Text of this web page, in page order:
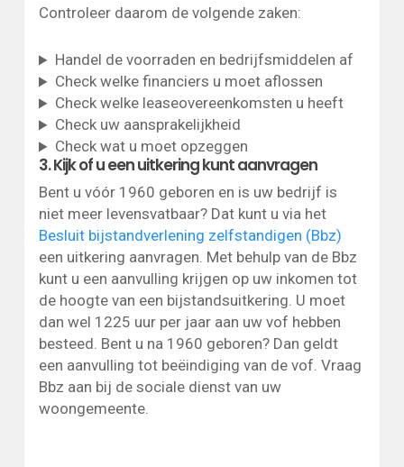
Controleer daarom de volgende zaken:
Handel de voorraden en bedrijfsmiddelen af
Check welke financiers u moet aflossen
Check welke leaseovereenkomsten u heeft
Check uw aansprakelijkheid
Check wat u moet opzeggen
3. Kijk of u een uitkering kunt aanvragen
Bent u vóór 1960 geboren en is uw bedrijf is
niet meer levensvatbaar? Dat kunt u via het
Besluit bijstandverlening zelfstandigen (Bbz)
een uitkering aanvragen. Met behulp van de Bbz
kunt u een aanvulling krijgen op uw inkomen tot
de hoogte van een bijstandsuitkering. U moet
dan wel 1225 uur per jaar aan uw vof hebben
besteed. Bent u na 1960 geboren? Dan geldt
een aanvulling tot beëindiging van de vof. Vraag
Bbz aan bij de sociale dienst van uw
woongemeente.